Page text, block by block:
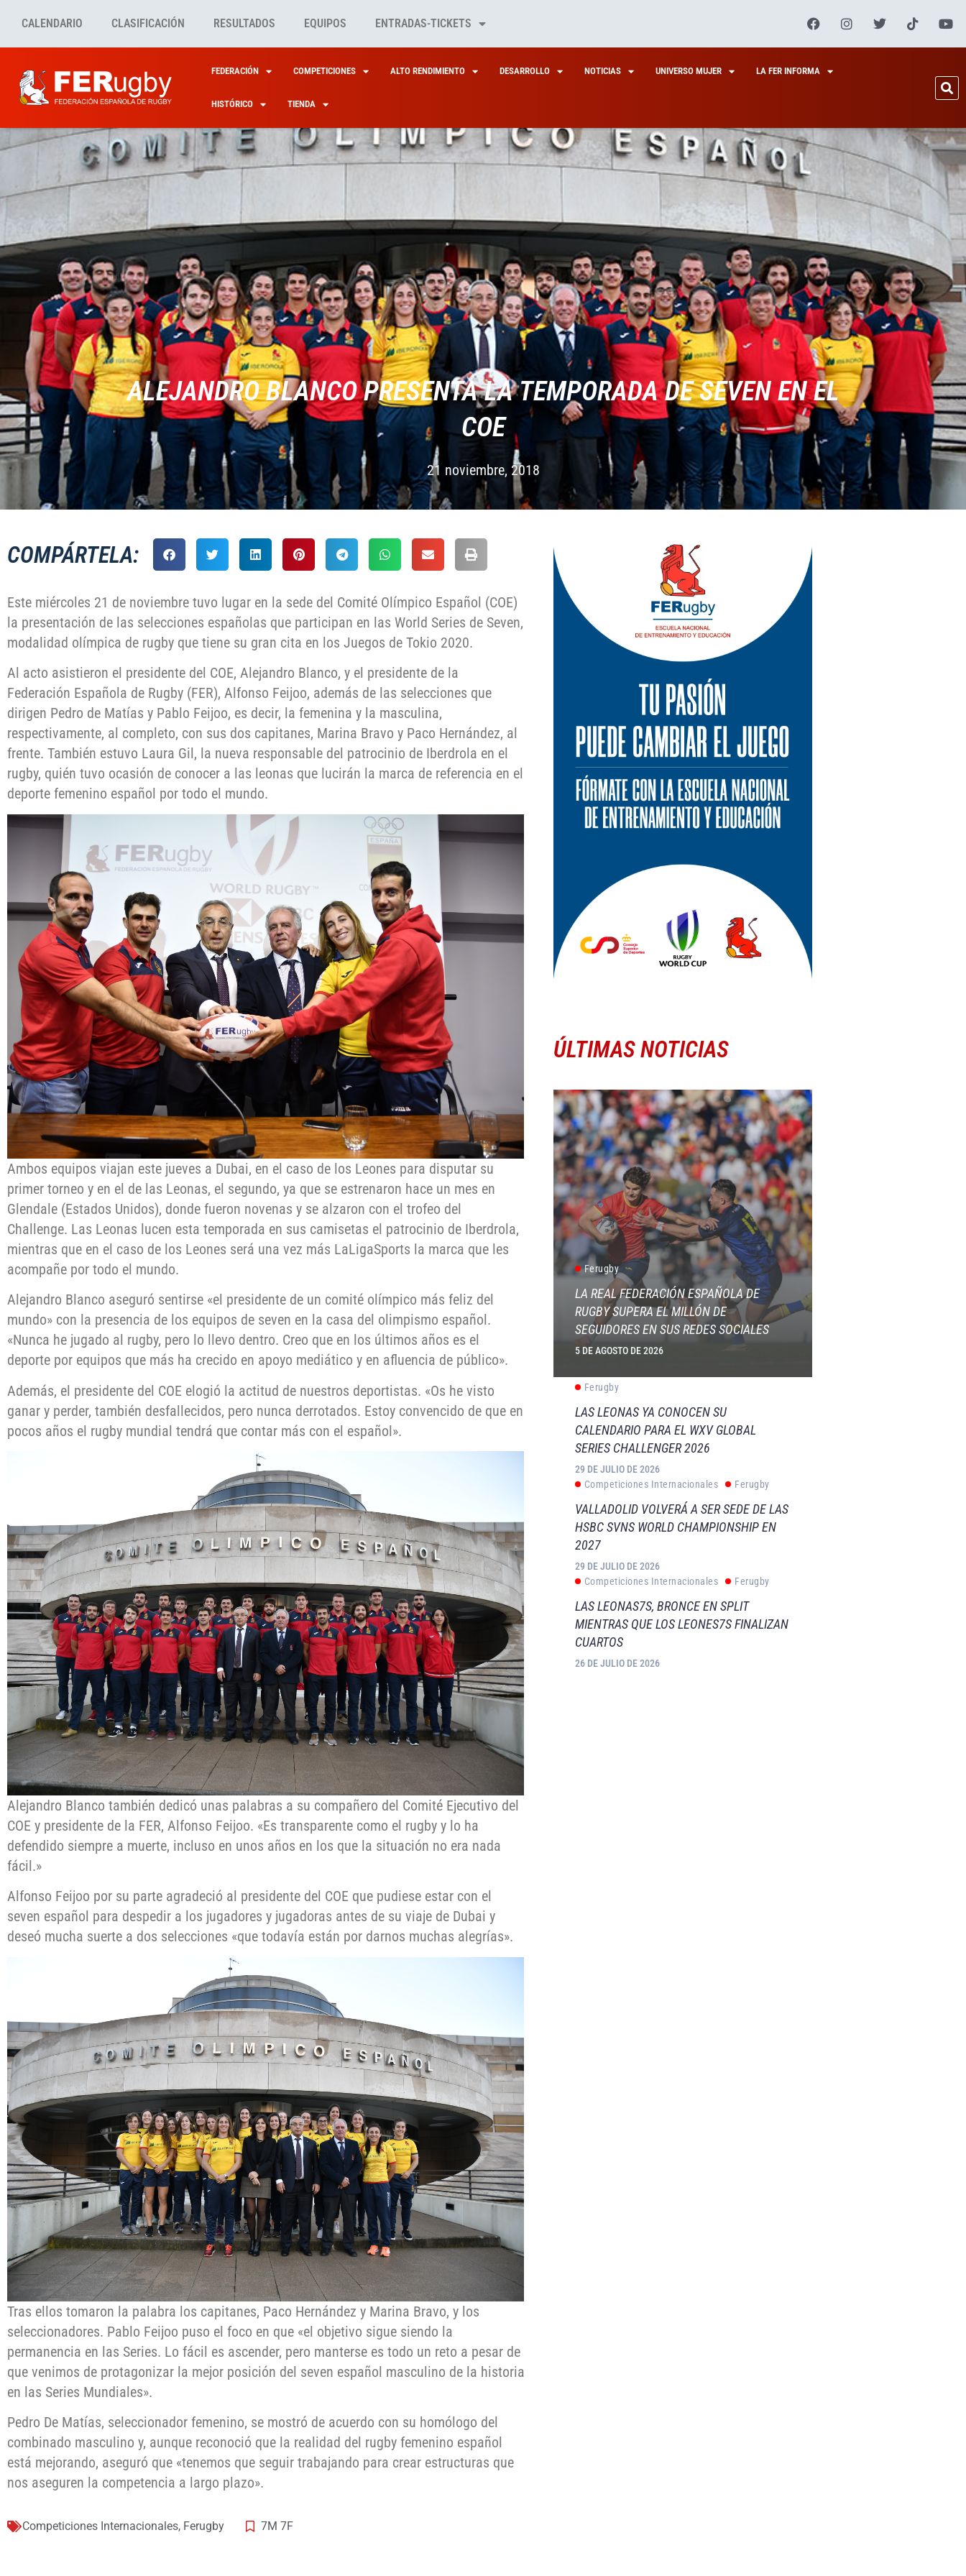
CALENDARIO CLASIFICACIÓN RESULTADOS EQUIPOS ENTRADAS-TICKETS
FEDERACIÓN COMPETICIONES ALTO RENDIMIENTO DESARROLLO NOTICIAS UNIVERSO MUJER LA FER INFORMA
HISTÓRICO TIENDA
ALEJANDRO BLANCO PRESENTA LA TEMPORADA DE SEVEN EN EL
COE
21 noviembre, 2018
COMPÁRTELA:
Este miércoles 21 de noviembre tuvo lugar en la sede del Comité Olímpico Español (COE)
la presentación de las selecciones españolas que participan en las World Series de Seven,
modalidad olímpica de rugby que tiene su gran cita en los Juegos de Tokio 2020.
Al acto asistieron el presidente del COE, Alejandro Blanco, y el presidente de la
Federación Española de Rugby (FER), Alfonso Feijoo, además de las selecciones que
dirigen Pedro de Matías y Pablo Feijoo, es decir, la femenina y la masculina,
respectivamente, al completo, con sus dos capitanes, Marina Bravo y Paco Hernández, al
frente. También estuvo Laura Gil, la nueva responsable del patrocinio de Iberdrola en el
rugby, quién tuvo ocasión de conocer a las leonas que lucirán la marca de referencia en el
deporte femenino español por todo el mundo.
Ambos equipos viajan este jueves a Dubai, en el caso de los Leones para disputar su
primer torneo y en el de las Leonas, el segundo, ya que se estrenaron hace un mes en
Glendale (Estados Unidos), donde fueron novenas y se alzaron con el trofeo del
Challenge. Las Leonas lucen esta temporada en sus camisetas el patrocinio de Iberdrola,
mientras que en el caso de los Leones será una vez más LaLigaSports la marca que les
acompañe por todo el mundo.
Alejandro Blanco aseguró sentirse «el presidente de un comité olímpico más feliz del
mundo» con la presencia de los equipos de seven en la casa del olimpismo español.
«Nunca he jugado al rugby, pero lo llevo dentro. Creo que en los últimos años es el
deporte por equipos que más ha crecido en apoyo mediático y en afluencia de público».
Además, el presidente del COE elogió la actitud de nuestros deportistas. «Os he visto
ganar y perder, también desfallecidos, pero nunca derrotados. Estoy convencido de que en
pocos años el rugby mundial tendrá que contar más con el español».
Alejandro Blanco también dedicó unas palabras a su compañero del Comité Ejecutivo del
COE y presidente de la FER, Alfonso Feijoo. «Es transparente como el rugby y lo ha
defendido siempre a muerte, incluso en unos años en los que la situación no era nada
fácil.»
Alfonso Feijoo por su parte agradeció al presidente del COE que pudiese estar con el
seven español para despedir a los jugadores y jugadoras antes de su viaje de Dubai y
deseó mucha suerte a dos selecciones «que todavía están por darnos muchas alegrías».
Tras ellos tomaron la palabra los capitanes, Paco Hernández y Marina Bravo, y los
seleccionadores. Pablo Feijoo puso el foco en que «el objetivo sigue siendo la
permanencia en las Series. Lo fácil es ascender, pero manterse es todo un reto a pesar de
que venimos de protagonizar la mejor posición del seven español masculino de la historia
en las Series Mundiales».
Pedro De Matías, seleccionador femenino, se mostró de acuerdo con su homólogo del
combinado masculino y, aunque reconoció que la realidad del rugby femenino español
está mejorando, aseguró que «tenemos que seguir trabajando para crear estructuras que
nos aseguren la competencia a largo plazo».
Competiciones Internacionales, Ferugby 7M 7F
ÚLTIMAS NOTICIAS
Ferugby
LA REAL FEDERACIÓN ESPAÑOLA DE
RUGBY SUPERA EL MILLÓN DE
SEGUIDORES EN SUS REDES SOCIALES
5 DE AGOSTO DE 2026
Ferugby
LAS LEONAS YA CONOCEN SU
CALENDARIO PARA EL WXV GLOBAL
SERIES CHALLENGER 2026
29 DE JULIO DE 2026
Competiciones Internacionales
Ferugby
VALLADOLID VOLVERÁ A SER SEDE DE LAS
HSBC SVNS WORLD CHAMPIONSHIP EN
2027
29 DE JULIO DE 2026
Competiciones Internacionales
Ferugby
LAS LEONAS7S, BRONCE EN SPLIT
MIENTRAS QUE LOS LEONES7S FINALIZAN
CUARTOS
26 DE JULIO DE 2026